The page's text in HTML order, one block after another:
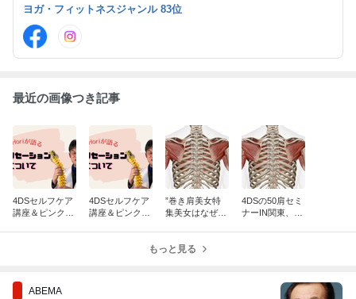
ヨガ・フィットネスジャンル 83位
最近の画像つき記事
4DSセルフケア
講座＆ピンクテ
4DSセルフケア
講座＆ピンクテ
1３日1３時から
”巻き肩美女特
集美女はなぜ巻
4DSの50肩セミ
ナーIN関東、6
もっと見る
ABEMA